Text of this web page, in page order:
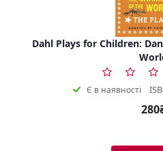
Dahl Plays for Children:
Є в наявності